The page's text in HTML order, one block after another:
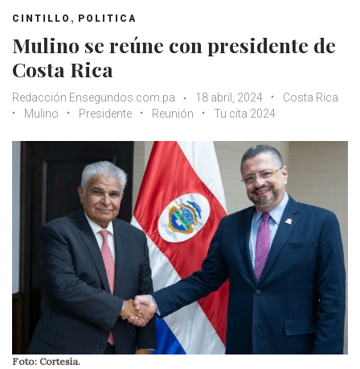
CINTILLO , POLITICA
Mulino se reúne con presidente de
Costa Rica
Redacción Ensegundos.com.pa 18 abril, 2024
Costa Rica
Mulino
Presidente Reunión Tu cita 2024
Foto: Cortesía.